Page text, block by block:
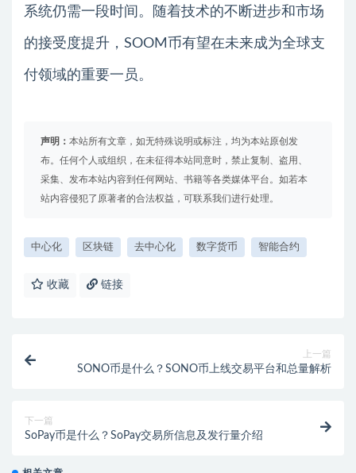
系统仍需一段时间。随着技术的不断进步和市场
的接受度提升，SOOM币有望在未来成为全球支
付领域的重要一员。
声明： 本站所有文章，如无特殊说明或标注，均为本站原创发
布。任何个人或组织，在未征得本站同意时，禁止复制、盗用、
采集、发布本站内容到任何网站、书籍等各类媒体平台。如若本
站内容侵犯了原著者的合法权益，可联系我们进行处理。
中心化 区块链 去中心化 数字货币 智能合约
收藏 链接
上一篇
SONO币是什么？SONO币上线交易平台和总量解析
下一篇
SoPay币是什么？SoPay交易所信息及发行量介绍